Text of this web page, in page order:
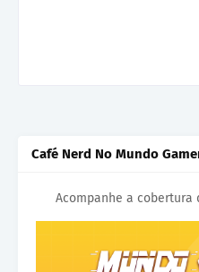
Café Nerd No Mundo
Acompanhe a cobertura